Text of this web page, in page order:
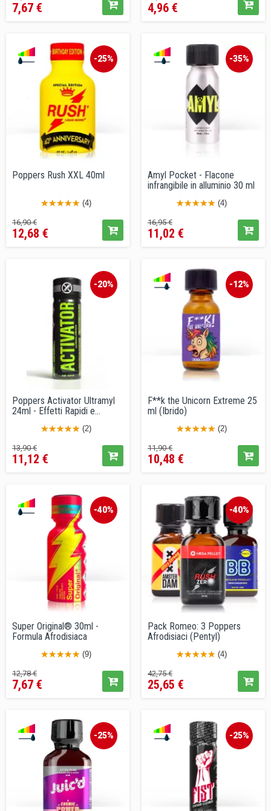
base
7,67 €
base
4,96 €
-25%
Poppers Rush XXL 40ml
(4)
Prezzo
base
16,90 €Prezzo
12,68 €
-35%
Amyl Pocket - Flacone
infrangibile in alluminio 30 ml
(4)
Prezzo
base
16,95 €Prezzo
11,02 €
-20%
Poppers Activator Ultramyl
24ml - Effetti Rapidi e...
(2)
Prezzo
base
13,90 €Prezzo
11,12 €
-12%
F**k the Unicorn Extreme 25
ml (Ibrido)
(2)
Prezzo
base
11,90 €Prezzo
10,48 €
-40%
Super Original® 30ml -
Formula Afrodisiaca
(9)
Prezzo
base
12,78 €Prezzo
7,67 €
-40%
Pack Romeo: 3 Poppers
Afrodisiaci (Pentyl)
(4)
Prezzo
base
42,75 €Prezzo
25,65 €
-25% -25%